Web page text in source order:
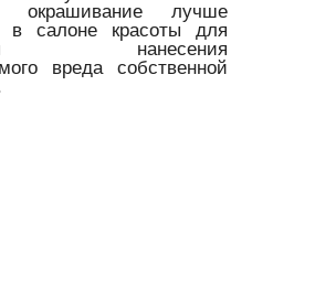
окрашивание лучше
в салоне красоты для
нанесения
вреда собственной